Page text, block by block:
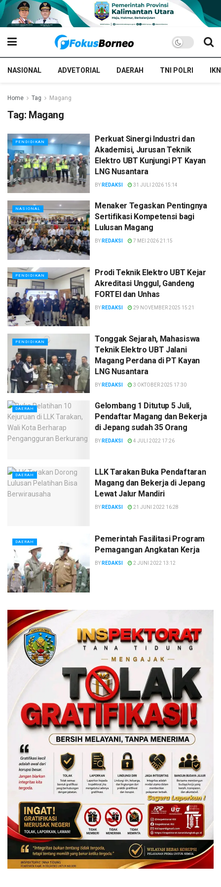
NASIONAL ADVETORIAL DAERAH TNI POLRI IKN
Home Tag Magang
Tag: Magang
PENDIDIKAN
Perkuat Sinergi Industri dan
Akademisi, Jurusan Teknik
Elektro UBT Kunjungi PT Kayan
LNG Nusantara
BY REDAKSI 31 JULI 2026 15:14
NASIONAL
Menaker Tegaskan Pentingnya
Sertifikasi Kompetensi bagi
Lulusan Magang
BY REDAKSI 7 MEI 2026 21:15
PENDIDIKAN
Prodi Teknik Elektro UBT Kejar
Akreditasi Unggul, Gandeng
FORTEI dan Unhas
BY REDAKSI 29 NOVEMBER 2025 15:21
PENDIDIKAN
Tonggak Sejarah, Mahasiswa
Teknik Elektro UBT Jalani
Magang Perdana di PT Kayan
LNG Nusantara
BY REDAKSI 3 OKTOBER 2025 17:30
DAERAH
Gelombang 1 Ditutup 5 Juli,
Pendaftar Magang dan Bekerja
di Jepang sudah 35 Orang
BY REDAKSI 4 JULI 2022 17:26
DAERAH
LLK Tarakan Buka Pendaftaran
Magang dan Bekerja di Jepang
Lewat Jalur Mandiri
BY REDAKSI 21 JUNI 2022 16:28
DAERAH
Pemerintah Fasilitasi Program
Pemagangan Angkatan Kerja
BY REDAKSI 2 JUNI 2022 13:12